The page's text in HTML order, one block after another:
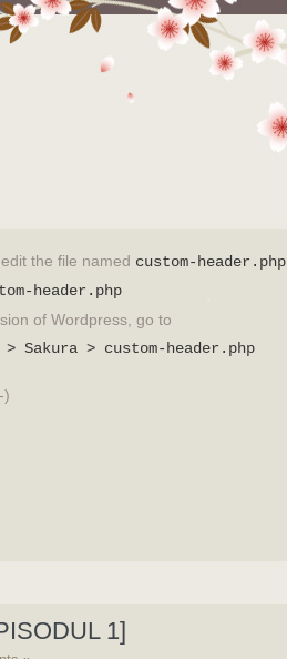
the file named custom-header.php
header.php
of Wordpress, go to
Sakura > custom-header.php
)
1]